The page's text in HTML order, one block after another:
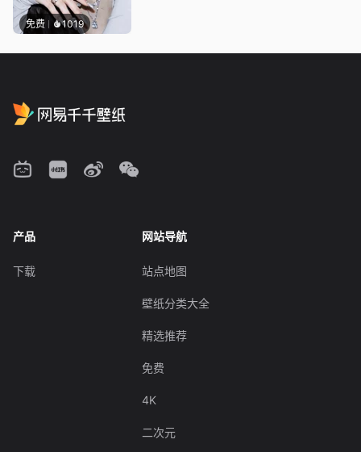
免费 1019
产品
下载
网站导航
站点地图
壁纸分类大全
精选推荐
免费
4K
二次元